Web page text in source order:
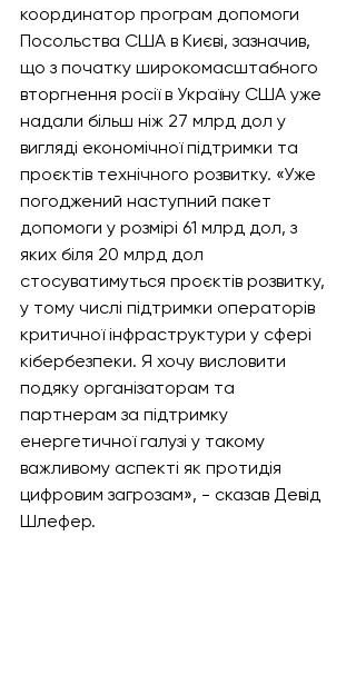
координатор програм допомоги
Посольства США в Києві, зазначив,
що з початку широкомасштабного
вторгнення росії в Україну США уже
надали більш ніж 27 млрд дол у
вигляді економічної підтримки та
проєктів технічного розвитку. «Уже
погоджений наступний пакет
допомоги у розмірі 61 млрд дол, з
яких біля 20 млрд дол
стосуватимуться проєктів розвитку,
у тому числі підтримки операторів
критичної інфраструктури у сфері
кібербезпеки. Я хочу висловити
подяку організаторам та
партнерам за підтримку
енергетичної галузі у такому
важливому аспекті як протидія
цифровим загрозам», - сказав Девід
Шлефер.